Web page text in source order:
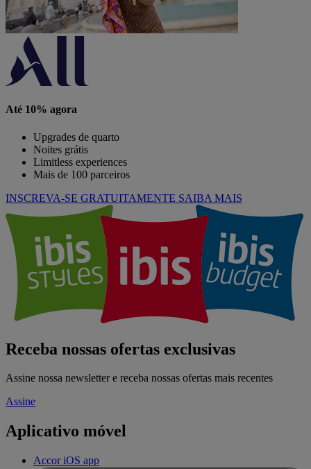
Até 10% agora
Upgrades de quarto
Noites grátis
Limitless experiences
Mais de 100 parceiros
INSCREVA-SE GRATUITAMENTE SAIBA MAIS
Receba nossas ofertas exclusivas
Assine nossa newsletter e receba nossas ofertas mais recentes
Assine
Aplicativo móvel
Accor iOS app